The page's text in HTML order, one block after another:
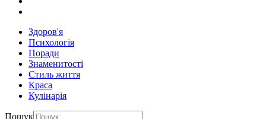
Здоров'я
Психологія
Поради
Знаменитості
Стиль життя
Краса
Кулінарія
Пошук